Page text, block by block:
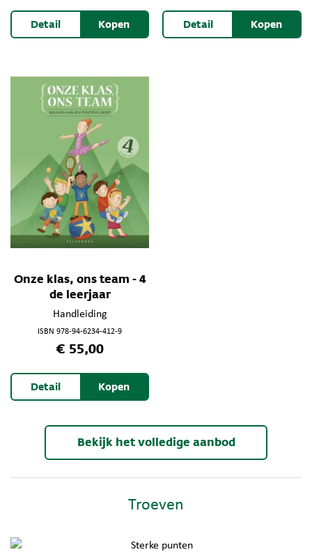
Detail Kopen Detail Kopen
Onze klas, ons team - 4
de leerjaar
Handleiding
ISBN 978-94-6234-412-9
€ 55,00
Detail Kopen
Bekijk het volledige aanbod
Troeven